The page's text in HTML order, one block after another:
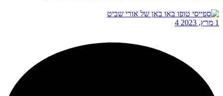
1 מרץ, 2023 4